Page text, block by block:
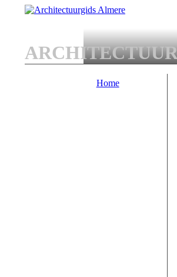
Overslaan en naar de algemene inhoud gaan
Home